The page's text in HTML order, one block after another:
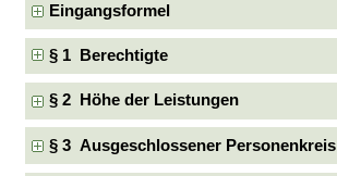
Eingangsformel
§ 1 Berechtigte
§ 2 Höhe der Leistungen
§ 3 Ausgeschlossener Personenkreis